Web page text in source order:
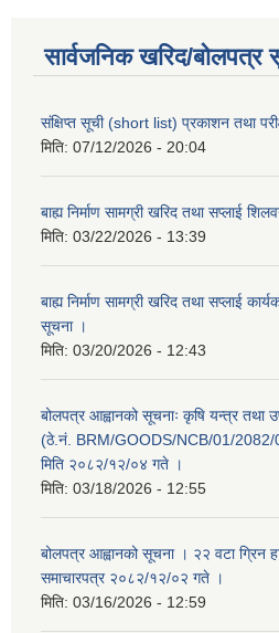
सार्वजनिक खरिद/बोलपत्र
संक्षिप्त सूची (short list) प्रकाशन तथा
मिति: 07/12/2026 - 20:04
बाह्य निर्माण सामग्री खरिद तथा सप्लाई
मिति: 03/22/2026 - 13:39
बाह्य निर्माण सामग्री खरिद तथा सप्लाई
सूचना ।
मिति: 03/20/2026 - 12:43
बोलपत्र आह्वानको सूचनाः कृषि यन्त्र तथा
(ठे.नं. BRM/GOODS/NCB/01/2082/
मिति २०८२/१२/०४ गते ।
मिति: 03/18/2026 - 12:55
बोलपत्र आह्वानको सूचना । २२ वटा ग्रिन
समाचारपत्र २०८२/१२/०२ गते ।
मिति: 03/16/2026 - 12:59